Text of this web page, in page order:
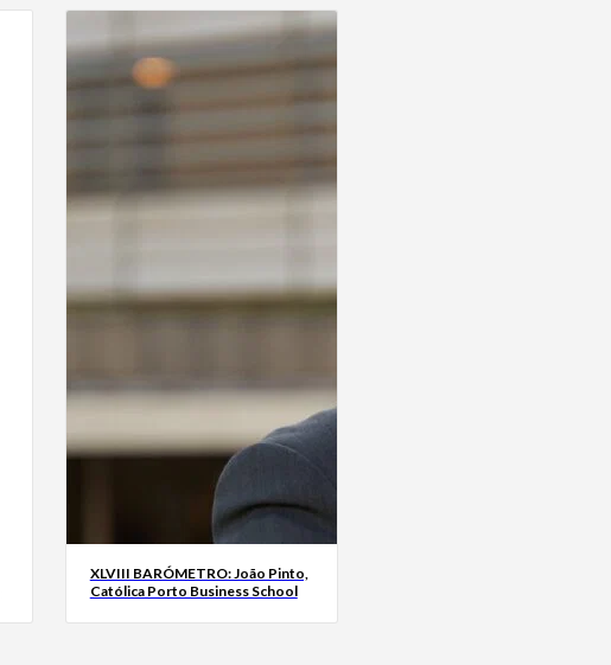
XLVIII BARÓMETRO: João Pinto,
Católica Porto Business School